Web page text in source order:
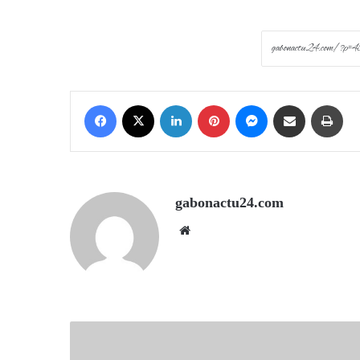
Facebook LinkedIn Pinterest Messenger Share via Email
gabonactu24.com